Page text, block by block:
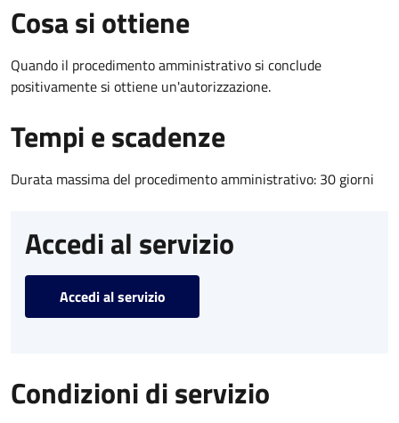
Cosa si ottiene
Quando il procedimento amministrativo si conclude
positivamente si ottiene un'autorizzazione.
Tempi e scadenze
Durata massima del procedimento amministrativo: 30 giorni
Accedi al servizio
Accedi al servizio
Condizioni di servizio